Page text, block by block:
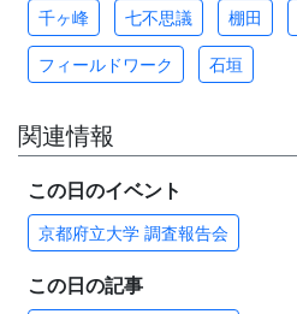
千ヶ峰 七不思議 棚田
フィールドワーク 石垣
関連情報
この日のイベント
京都府立大学 調査報告会
この日の記事